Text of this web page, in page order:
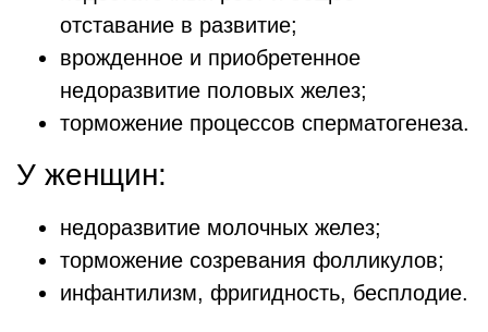
отставание в развитие;
врожденное и приобретенное
недоразвитие половых желез;
торможение процессов сперматогенеза.
У женщин:
недоразвитие молочных желез;
торможение созревания фолликулов;
инфантилизм, фригидность, бесплодие.